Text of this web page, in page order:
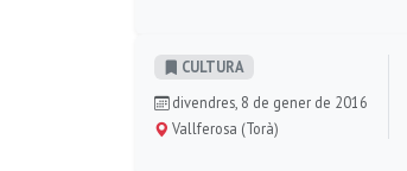
CULTURA
divendres, 8 de gener de 2016
Vallferosa (Torà)